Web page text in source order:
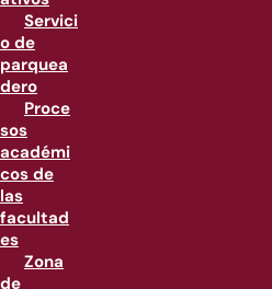
Servici
o de
parquea
dero
Proce
sos
académi
cos de
las
facultad
es
Zona
de